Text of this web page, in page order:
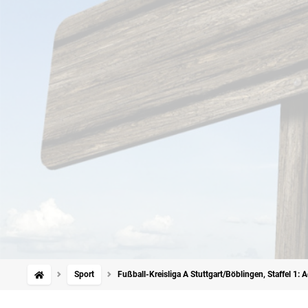
Sport Fußball-Kreisliga A Stuttgart/Böblingen, Staffel 1: